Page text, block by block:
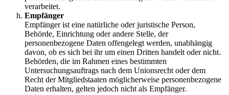
verarbeitet.
Empfänger
Empfänger ist eine natürliche oder juristische Person,
Behörde, Einrichtung oder andere Stelle, der
personenbezogene Daten offengelegt werden, unabhängig
davon, ob es sich bei ihr um einen Dritten handelt oder nicht.
Behörden, die im Rahmen eines bestimmten
Untersuchungsauftrags nach dem Unionsrecht oder dem
Recht der Mitgliedstaaten möglicherweise personenbezogene
Daten erhalten, gelten jedoch nicht als Empfänger.